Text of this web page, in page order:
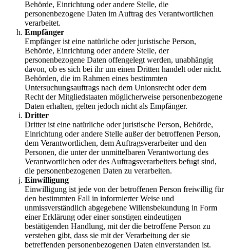
Behörde, Einrichtung oder andere Stelle, die
personenbezogene Daten im Auftrag des Verantwortlichen
verarbeitet.
Empfänger
Empfänger ist eine natürliche oder juristische Person,
Behörde, Einrichtung oder andere Stelle, der
personenbezogene Daten offengelegt werden, unabhängig
davon, ob es sich bei ihr um einen Dritten handelt oder nicht.
Behörden, die im Rahmen eines bestimmten
Untersuchungsauftrags nach dem Unionsrecht oder dem
Recht der Mitgliedstaaten möglicherweise personenbezogene
Daten erhalten, gelten jedoch nicht als Empfänger.
Dritter
Dritter ist eine natürliche oder juristische Person, Behörde,
Einrichtung oder andere Stelle außer der betroffenen Person,
dem Verantwortlichen, dem Auftragsverarbeiter und den
Personen, die unter der unmittelbaren Verantwortung des
Verantwortlichen oder des Auftragsverarbeiters befugt sind,
die personenbezogenen Daten zu verarbeiten.
Einwilligung
Einwilligung ist jede von der betroffenen Person freiwillig für
den bestimmten Fall in informierter Weise und
unmissverständlich abgegebene Willensbekundung in Form
einer Erklärung oder einer sonstigen eindeutigen
bestätigenden Handlung, mit der die betroffene Person zu
verstehen gibt, dass sie mit der Verarbeitung der sie
betreffenden personenbezogenen Daten einverstanden ist.